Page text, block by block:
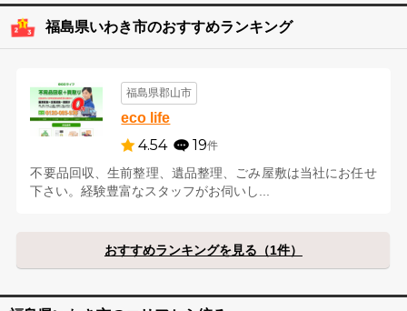
福島県いわき市のおすすめランキング
福島県郡山市
eco life
4.54 19件
不要品回収、生前整理、遺品整理、ごみ屋敷は当社にお任せ
下さい。経験豊富なスタッフがお伺いし...
おすすめランキングを見る（1件）